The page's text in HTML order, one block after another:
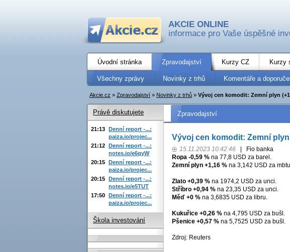
AKCIE ONLINE
informace pro Vaše úspěšné
Úvodní stránka Zpravodajství Kurzy CZ Kurzy
Všechny zprávy Novinky z trhů Komentáře a
Akcie.cz » Zpravodajství » Novinky z trhů » Vývoj cen komodit: Zemní plyn
Zpravodajství
Vývoj cen komodit: Zemní plyn
15.11.2023 10:42:46
Fio banka
Ropa -0,59 % na 77,8 USD za barel.
Zemní plyn +1,16 % na 3,142 USD za
Zlato +0,39 % na 1974,2 USD za unci.
Stříbro +0,94 % na 23,35 USD za unci.
Měď +0 % na 3,6835 USD za libru.
Kukuřice +0,26 % na 4,795 USD za bušl.
Pšenice +0,57 % na 5,7525 USD za bušl.
Zdroj: Reuters
Právě diskutujete
21:13 Denní report -...:
paiza.io/projec...
21:12 Denní report -...:
notes.io/e6qyW
20:15 Denní report -...:
paiza.io/projec...
20:15 Denní report -...:
notes.io/e5TUT
17:50 Denní report -...:
paiza.io/projec...
Škola investování